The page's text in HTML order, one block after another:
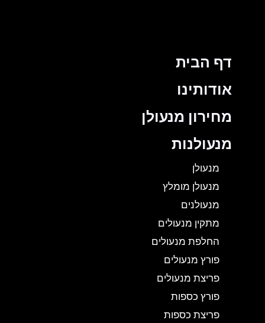
דף הבית
אודותינו
מחירון מנעולן
מנעולנות
מנעולן
מנעולן מומלץ
מנעולנים
מתקין מנעולים
החלפת מנעולים
פורץ מנעולים
פריצת מנעולים
פורץ כספות
פריצת כספות